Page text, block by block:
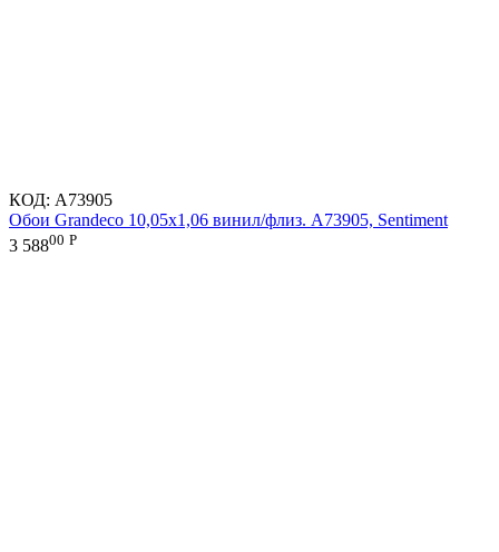
КОД: A73905
Обои Grandeco 10,05х1,06 винил/флиз. A73905, Sentiment
3 58800 Р